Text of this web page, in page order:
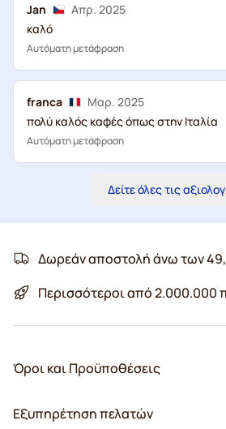
Jan
Απρ. 2025
καλό
Αυτόματη μετάφραση
franca
Μαρ. 2025
πολύ καλός καφές όπως στην Ιταλία
Αυτόματη μετάφραση
Δείτε όλες τις
Δωρεάν αποστολή άνω των
Περισσότεροι από 2.000.000
Όροι και Προϋποθέσεις
Εξυπηρέτηση πελατών